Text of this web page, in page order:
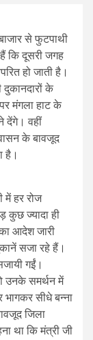
से फुटपाथी
कि दूसरी जगह
हो जाती है।
के
मंगला हाट के
देंगे। वहीं
के बावजूद
है।
में हर रोज
कुछ ज्यादा ही
आदेश जारी
सजा रहे हैं।
गईं।
उनके समर्थन में
सीधे बन्ना
जिला
था कि मंत्री जी